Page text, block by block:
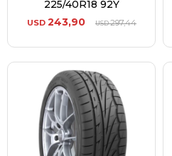
225/40R18 92Y
USD 243,90 USD297,44